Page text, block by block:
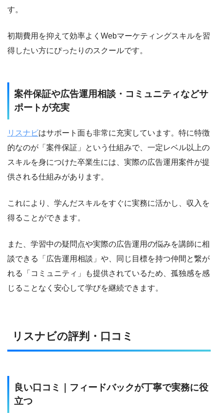
す。
初期費用を抑えて効率よくWebマーケティングスキルを習
得したい方にぴったりのスクールです。
案件保証や広告運用相談・コミュニティなどサ
ポートが充実
リスナビはサポート面も非常に充実しています。特に特徴
的なのが「案件保証」という仕組みで、一定レベル以上の
スキルを身につけた卒業生には、実際の広告運用案件が提
供される仕組みがあります。
これにより、学んだスキルをすぐに実務に活かし、収入を
得ることができます。
また、学習中の疑問点や実際の広告運用の悩みを講師に相
談できる「広告運用相談」や、同じ目標を持つ仲間と繋が
れる「コミュニティ」も提供されているため、孤独感を感
じることなく安心して学びを継続できます。
リスナビの評判・口コミ
良い口コミ｜フィードバックが丁寧で実務に役
立つ